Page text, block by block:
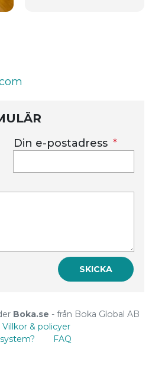
Din e-postadress
SKICKA
Boka.se - från Boka Global AB
Villkor & policyer
FAQ